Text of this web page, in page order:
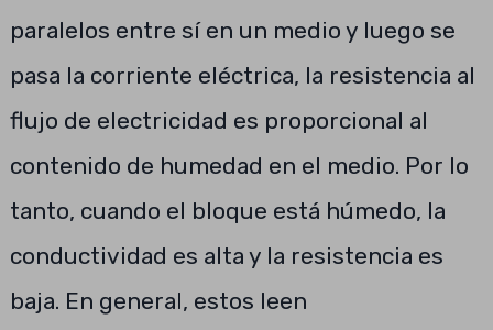
paralelos entre sí en un medio y luego se
pasa la corriente eléctrica, la resistencia al
flujo de electricidad es proporcional al
contenido de humedad en el medio. Por lo
tanto, cuando el bloque está húmedo, la
conductividad es alta y la resistencia es
baja. En general, estos leen